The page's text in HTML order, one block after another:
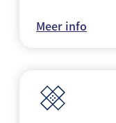
Meer info